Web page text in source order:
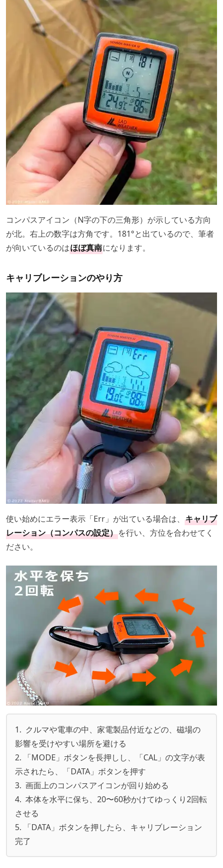
コンパスアイコン（N字の下の三角形）が示している方向
が北。右上の数字は方角です。181°と出ているので、筆者
が向いているのはほぼ真南になります。
キャリブレーションのやり方
使い始めにエラー表示「Err」が出ている場合は、 キャリブ
レーション（コンパスの設定）を行い、方位を合わせてく
ださい。
1. クルマや電車の中、家電製品付近などの、磁場の
影響を受けやすい場所を避ける
2. 「MODE」ボタンを長押しし、「CAL」の文字が表
示されたら、「DATA」ボタンを押す
3. 画面上のコンパスアイコンが回り始める
4. 本体を水平に保ち、20〜60秒かけてゆっくり2回転
させる
5. 「DATA」ボタンを押したら、キャリブレーション
完了